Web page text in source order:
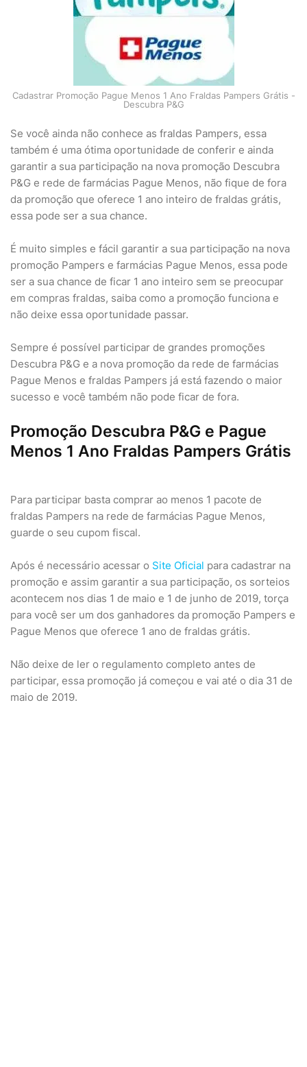
Cadastrar Promoção Pague Menos 1 Ano Fraldas Pampers Grátis -
Descubra P&G
Se você ainda não conhece as fraldas Pampers, essa
também é uma ótima oportunidade de conferir e ainda
garantir a sua participação na nova promoção Descubra
P&G e rede de farmácias Pague Menos, não fique de fora
da promoção que oferece 1 ano inteiro de fraldas grátis,
essa pode ser a sua chance.
É muito simples e fácil garantir a sua participação na nova
promoção Pampers e farmácias Pague Menos, essa pode
ser a sua chance de ficar 1 ano inteiro sem se preocupar
em compras fraldas, saiba como a promoção funciona e
não deixe essa oportunidade passar.
Sempre é possível participar de grandes promoções
Descubra P&G e a nova promoção da rede de farmácias
Pague Menos e fraldas Pampers já está fazendo o maior
sucesso e você também não pode ficar de fora.
Promoção Descubra P&G e Pague
Menos 1 Ano Fraldas Pampers Grátis
Para participar basta comprar ao menos 1 pacote de
fraldas Pampers na rede de farmácias Pague Menos,
guarde o seu cupom fiscal.
Após é necessário acessar o Site Oficial para cadastrar na
promoção e assim garantir a sua participação, os sorteios
acontecem nos dias 1 de maio e 1 de junho de 2019, torça
para você ser um dos ganhadores da promoção Pampers e
Pague Menos que oferece 1 ano de fraldas grátis.
Não deixe de ler o regulamento completo antes de
participar, essa promoção já começou e vai até o dia 31 de
maio de 2019.